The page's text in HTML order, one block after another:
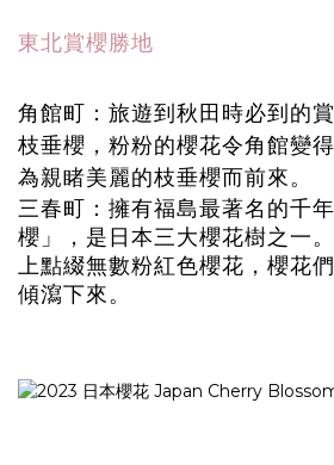
東北賞櫻勝地
角館町：旅遊到秋田時必到的
枝垂櫻，粉粉的櫻花令角館變
為親睹美麗的枝垂櫻而前來。
三春町：擁有福島最著名的千
櫻」，是日本三大櫻花樹之一
上點綴無數粉紅色櫻花，櫻花
傾瀉下來。